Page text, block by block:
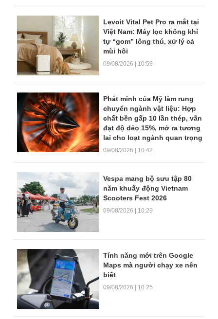
Levoit Vital Pet Pro ra mắt tại
Việt Nam: Máy lọc không khí
tự “gom” lông thú, xử lý cả
mùi hôi
09/08/2026 | 10:59
Phát minh của Mỹ làm rung
chuyển ngành vật liệu: Hợp
chất bền gấp 10 lần thép, vẫn
đạt độ dẻo 15%, mở ra tương
lai cho loạt ngành quan trọng
09/08/2026 | 10:42
Vespa mang bộ sưu tập 80
năm khuấy động Vietnam
Scooters Fest 2026
09/08/2026 | 10:29
Tính năng mới trên Google
Maps mà người chạy xe nên
biết
09/08/2026 | 10:25